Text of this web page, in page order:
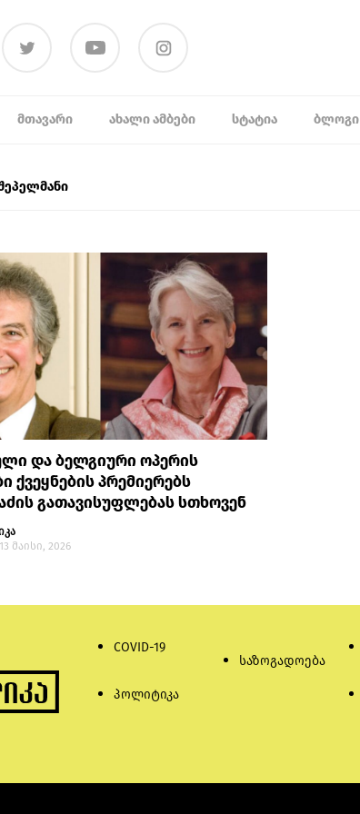
ᲛᲗᲐᲕᲐᲠᲘ ᲐᲮᲐᲚᲘ ᲐᲛᲑᲔᲑᲘ ᲡᲢᲐᲢᲘᲐ ᲑᲚᲝᲒᲘ
და ბელგიური ოპერის
ქვეყნების პრემიერებს
გათავისუფლებას სთხოვენ
მაისი, 2026
COVID-19
პოლიტიკა
საზოგადოება